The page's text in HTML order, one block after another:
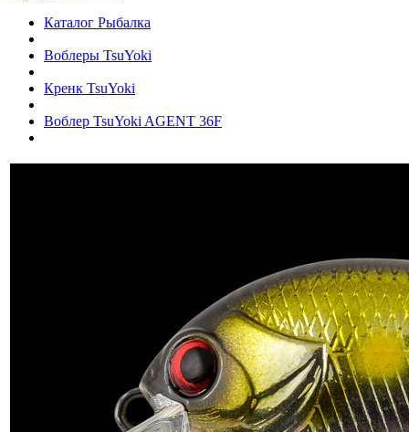
Каталог Рыбалка
Воблеры TsuYoki
Кренк TsuYoki
Воблер TsuYoki AGENT 36F